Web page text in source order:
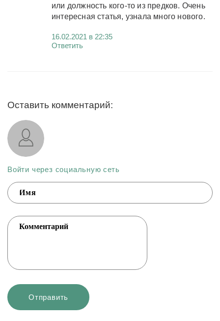
или должность кого-то из предков. Очень
интересная статья, узнала много нового.
16.02.2021 в 22:35
Ответить
Оставить комментарий:
Войти через социальную сеть